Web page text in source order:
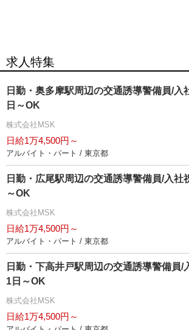
求人特集
日勤・奥多摩駅周辺の交通誘導警備員/入
日～OK
株式会社MSK
日給1万4,500円～
アルバイト・パート / 東京都
日勤・広尾駅周辺の交通誘導警備員/入社
～OK
株式会社MSK
日給1万4,500円～
アルバイト・パート / 東京都
日勤・下高井戸駅周辺の交通誘導警備員/
1日～OK
株式会社MSK
日給1万4,500円～